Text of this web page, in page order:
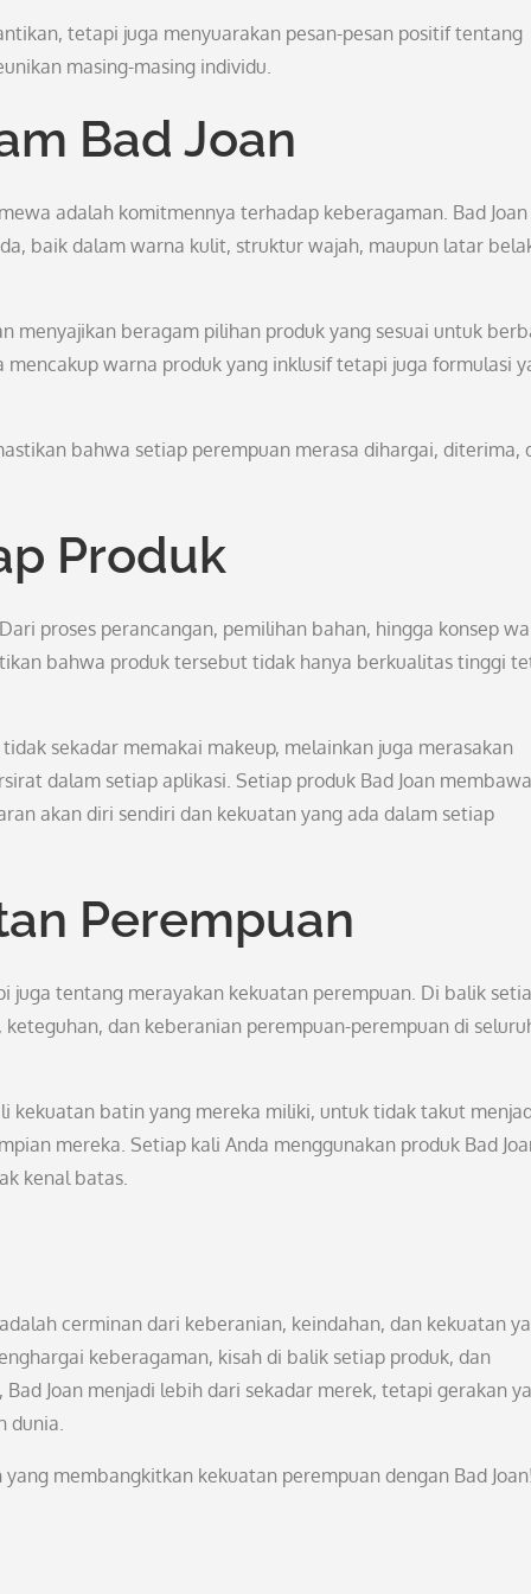
tetapi juga menyuarakan pesan-pesan positif tentang
masing-masing individu.
Bad Joan
adalah komitmennya terhadap keberagaman. Bad Joan
baik dalam warna kulit, struktur wajah, maupun latar
menyajikan beragam pilihan produk yang sesuai untuk
warna produk yang inklusif tetapi juga formulasi
bahwa setiap perempuan merasa dihargai, diterima,
Produk
proses perancangan, pemilihan bahan, hingga konsep
bahwa produk tersebut tidak hanya berkualitas tinggi
sekadar memakai makeup, melainkan juga merasakan
dalam setiap aplikasi. Setiap produk Bad Joan membawa
akan diri sendiri dan kekuatan yang ada dalam setiap
Perempuan
juga tentang merayakan kekuatan perempuan. Di balik
dan keberanian perempuan-perempuan di
kekuatan batin yang mereka miliki, untuk tidak takut
mereka. Setiap kali Anda menggunakan produk Bad
kenal batas.
cerminan dari keberanian, keindahan, dan kekuatan
keberagaman, kisah di balik setiap produk, dan
Joan menjadi lebih dari sekadar merek, tetapi gerakan
dunia.
membangkitkan kekuatan perempuan dengan Bad